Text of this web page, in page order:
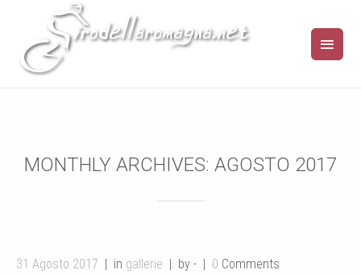
MONTHLY ARCHIVES: AGOSTO 2017
31 Agosto 2017 in gallerie by - 0 Comments